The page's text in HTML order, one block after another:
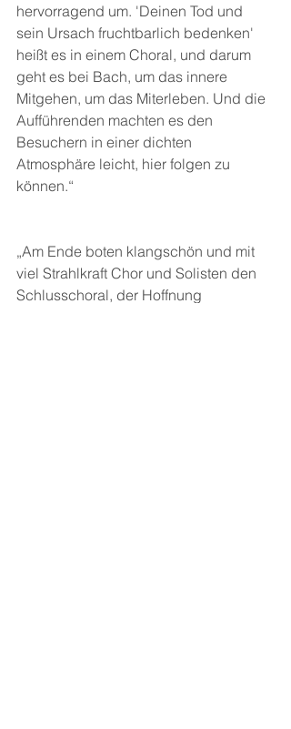
hervorragend um. 'Deinen Tod und
sein Ursach fruchtbarlich bedenken'
heißt es in einem Choral, und darum
geht es bei Bach, um das innere
Mitgehen, um das Miterleben. Und die
Aufführenden machten es den
Besuchern in einer dichten
Atmosphäre leicht, hier folgen zu
können.“
„Am Ende boten klangschön und mit
viel Strahlkraft Chor und Solisten den
Schlusschoral, der Hoffnung